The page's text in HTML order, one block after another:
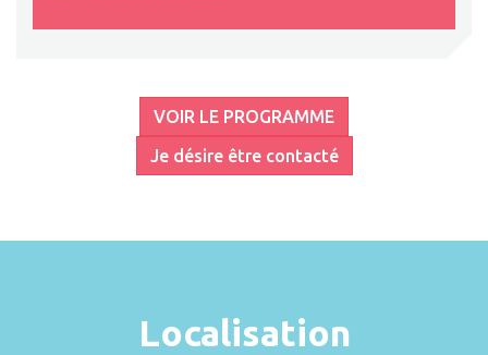
VOIR LE PROGRAMME
Je désire être contacté
Localisation